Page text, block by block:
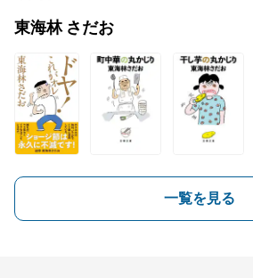
東海林 さだお
一覧を見る